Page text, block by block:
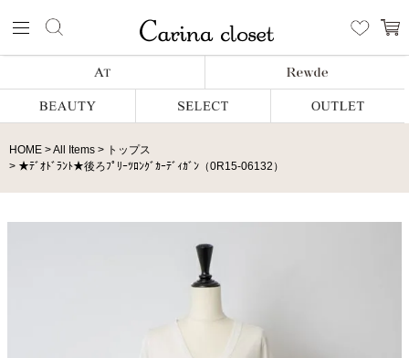
HOME All Items
トップス
★ﾃﾞｵﾄﾞﾗﾝﾄ★後ろﾌﾟﾘｰﾂﾛﾝｸﾞｶｰﾃﾞｨｶﾞﾝ（0R15-06132）